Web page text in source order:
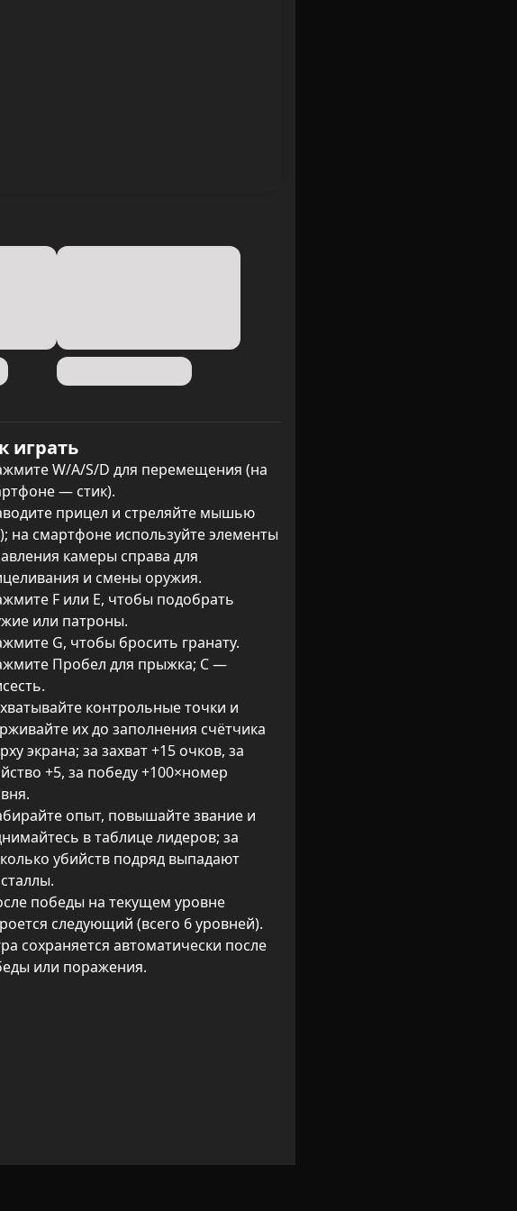
играть
W/A/S/D для перемещения (на
— стик).
прицел и стреляйте мышью
на смартфоне используйте элементы
камеры справа для
и смены оружия.
F или E, чтобы подобрать
или патроны.
G, чтобы бросить гранату.
Пробел для прыжка; C —
контрольные точки и
их до заполнения счётчика
экрана; за захват +15 очков, за
+5, за победу +100×номер
опыт, повышайте звание и
в таблице лидеров; за
убийств подряд выпадают
победы на текущем уровне
следующий (всего 6 уровней).
сохраняется автоматически после
или поражения.